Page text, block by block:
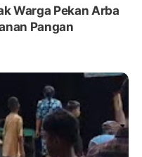
Warga Pekan Arba
Pangan